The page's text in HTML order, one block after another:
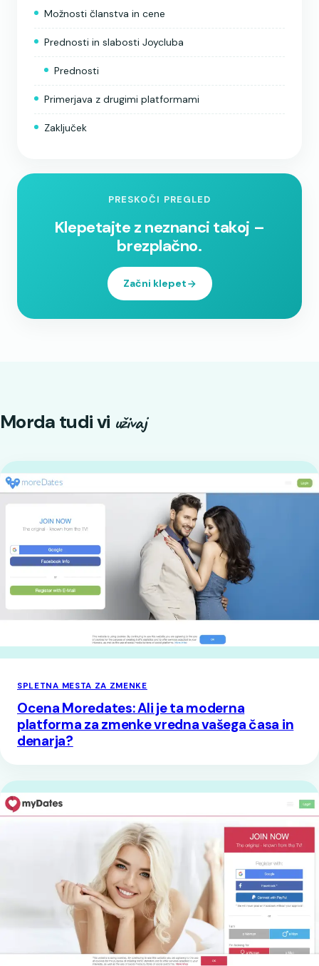
Možnosti članstva in cene
Prednosti in slabosti Joycluba
Prednosti
Primerjava z drugimi platformami
Zaključek
PRESKOČI PREGLED
Klepetajte z neznanci takoj –
brezplačno.
Začni klepet
Morda tudi vi uživaj
SPLETNA MESTA ZA ZMENKE
Ocena Moredates: Ali je ta moderna
platforma za zmenke vredna vašega časa in
denarja?